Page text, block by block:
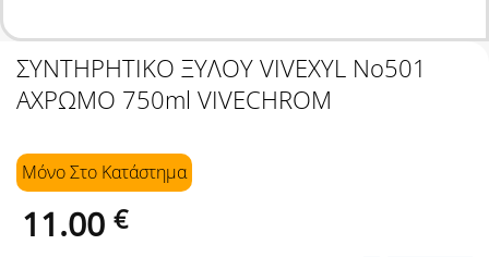
ΣΥΝΤΗΡΗΤΙΚΟ ΞΥΛΟΥ VIVEXYL Νο501
ΑΧΡΩΜΟ 750ml VIVECHROM
Μόνο Στo Κατάστημα
11.00 €